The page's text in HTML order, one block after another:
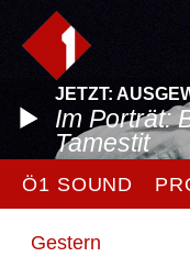
JETZT:
Im Porträt:
Tamestit
Ö1 SOUND
Gestern